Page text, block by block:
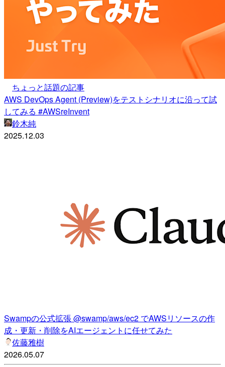
ちょっと話題の記事
AWS DevOps Agent (Preview)をテストシナリオに沿って試
してみる #AWSreInvent
鈴木純
2025.12.03
Swampの公式拡張 @swamp/aws/ec2 でAWSリソースの作
成・更新・削除をAIエージェントに任せてみた
佐藤雅樹
2026.05.07